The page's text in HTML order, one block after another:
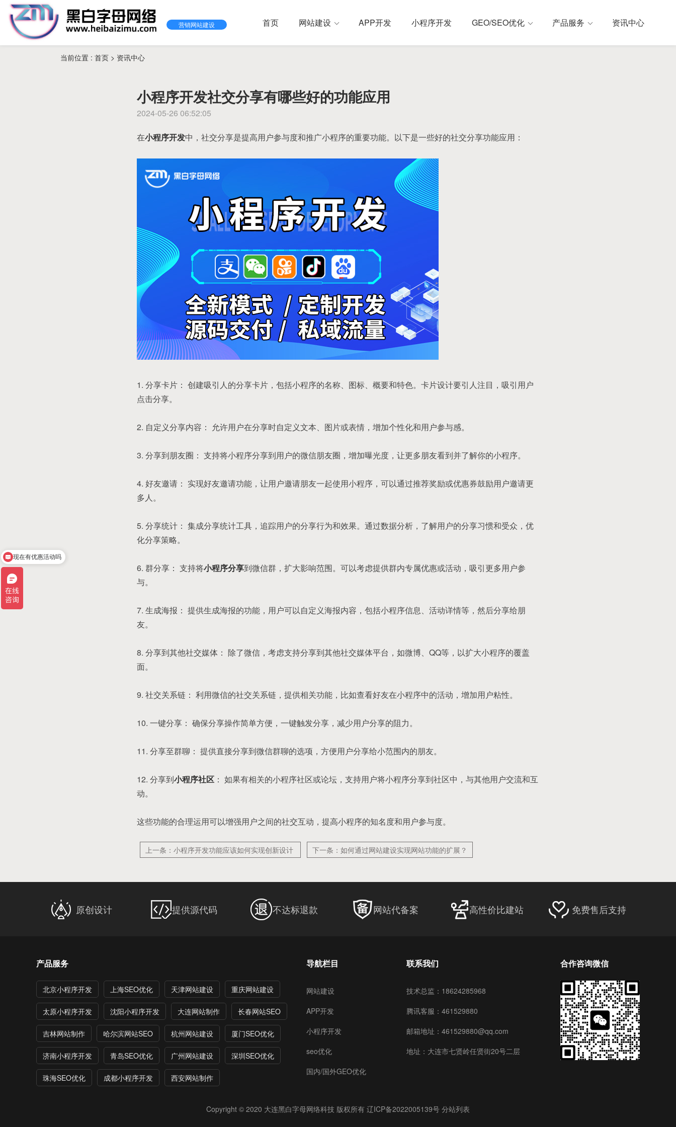
营销网站建设 首页 网站建设 APP开发 小程序开发 GEO/SEO优化 产品服务 资讯中心
当前位置 : 首页 > 资讯中心
小程序开发社交分享有哪些好的功能应用
2024-05-26 06:52:05
在小程序开发中，社交分享是提高用户参与度和推广小程序的重要功能。以下是一些好的社交分享功能应用：
1. 分享卡片： 创建吸引人的分享卡片，包括小程序的名称、图标、概要和特色。卡片设计要引人注目，吸引用户
点击分享。
2. 自定义分享内容： 允许用户在分享时自定义文本、图片或表情，增加个性化和用户参与感。
3. 分享到朋友圈： 支持将小程序分享到用户的微信朋友圈，增加曝光度，让更多朋友看到并了解你的小程序。
4. 好友邀请： 实现好友邀请功能，让用户邀请朋友一起使用小程序，可以通过推荐奖励或优惠券鼓励用户邀请更
多人。
5. 分享统计： 集成分享统计工具，追踪用户的分享行为和效果。通过数据分析，了解用户的分享习惯和受众，优
化分享策略。
6. 群分享： 支持将小程序分享到微信群，扩大影响范围。可以考虑提供群内专属优惠或活动，吸引更多用户参
与。
7. 生成海报： 提供生成海报的功能，用户可以自定义海报内容，包括小程序信息、活动详情等，然后分享给朋
友。
8. 分享到其他社交媒体： 除了微信，考虑支持分享到其他社交媒体平台，如微博、QQ等，以扩大小程序的覆盖
面。
9. 社交关系链： 利用微信的社交关系链，提供相关功能，比如查看好友在小程序中的活动，增加用户粘性。
10. 一键分享： 确保分享操作简单方便，一键触发分享，减少用户分享的阻力。
11. 分享至群聊： 提供直接分享到微信群聊的选项，方便用户分享给小范围内的朋友。
12. 分享到小程序社区 ： 如果有相关的小程序社区或论坛，支持用户将小程序分享到社区中，与其他用户交流和互
动。
这些功能的合理运用可以增强用户之间的社交互动，提高小程序的知名度和用户参与度。
上一条：小程序开发功能应该如何实现创新设计 下一条：如何通过网站建设实现网站功能的扩展？
原创设计 提供源代码 不达标退款 网站代备案 高性价比建站 免费售后支持
产品服务
北京小程序开发 上海SEO优化 天津网站建设 重庆网站建设
太原小程序开发 沈阳小程序开发 大连网站制作 长春网站SEO
吉林网站制作 哈尔滨网站SEO 杭州网站建设 厦门SEO优化
济南小程序开发 青岛SEO优化 广州网站建设 深圳SEO优化
珠海SEO优化 成都小程序开发 西安网站制作
合作咨询微信
联系我们
技术总监：18624285968
腾讯客服：461529880
邮箱地址：461529880@qq.com
地址：大连市七贤岭任贤街20号二层
导航栏目
网站建设
APP开发
小程序开发
seo优化
国内/国外GEO优化
Copyright © 2020 大连黑白字母网络科技 版权所有 辽ICP备2022005139号 分站列表
小程序开发多少钱